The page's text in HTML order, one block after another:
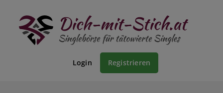
Login Registrieren